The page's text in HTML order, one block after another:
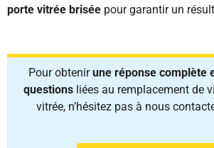
porte vitrée brisée pour garantir un
Pour obtenirune réponse complète
questions liées au remplacement de
vitrée, n’hésitez pas à nous